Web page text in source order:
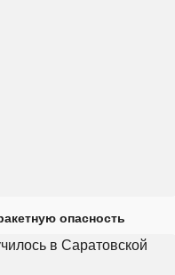
опасность